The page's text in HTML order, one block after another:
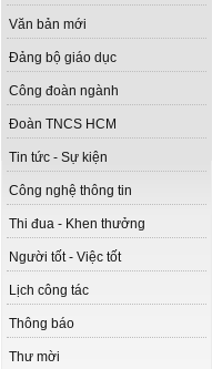
Văn bản mới
Đảng bộ giáo dục
Công đoàn ngành
Đoàn TNCS HCM
Tin tức - Sự kiện
Công nghệ thông tin
Thi đua - Khen thưởng
Người tốt - Việc tốt
Lịch công tác
Thông báo
Thư mời